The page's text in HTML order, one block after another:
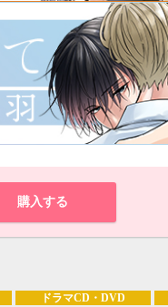
購入する
ドラマCD・DVD